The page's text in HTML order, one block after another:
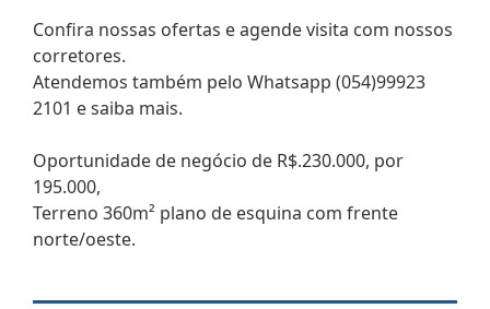
Confira nossas ofertas e agende visita com nossos
corretores.
Atendemos também pelo Whatsapp (054)99923
2101 e saiba mais.
Oportunidade de negócio de R$.230.000, por
195.000,
Terreno 360m² plano de esquina com frente
norte/oeste.